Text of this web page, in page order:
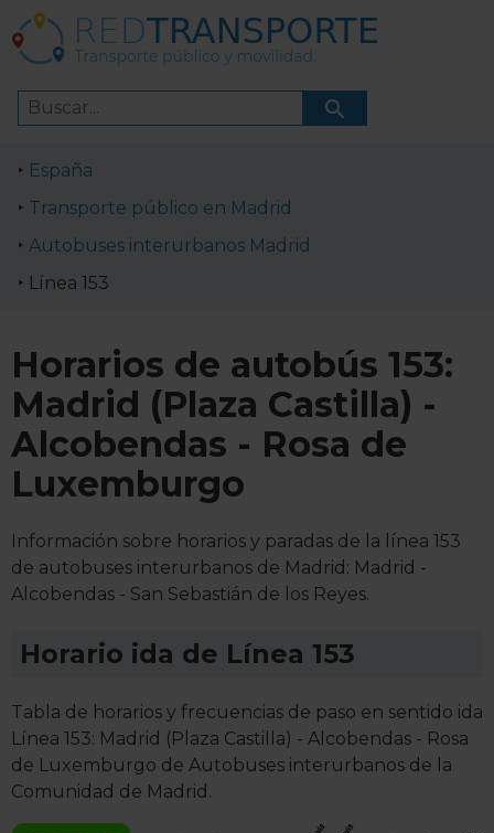
España
Transporte público en Madrid
Autobuses interurbanos Madrid
Línea 153
Horarios de autobús 153:
Madrid (Plaza Castilla) -
Alcobendas - Rosa de
Luxemburgo
Información sobre horarios y paradas de la línea 153
de autobuses interurbanos de Madrid: Madrid -
Alcobendas - San Sebastián de los Reyes.
Horario ida de Línea 153
Tabla de horarios y frecuencias de paso en sentido ida
Línea 153: Madrid (Plaza Castilla) - Alcobendas - Rosa
de Luxemburgo de Autobuses interurbanos de la
Comunidad de Madrid.